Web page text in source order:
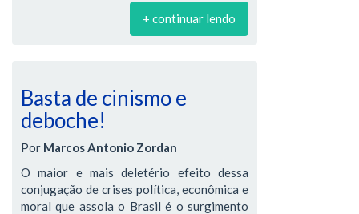
+ continuar lendo
Basta de cinismo e
deboche!
Por Marcos Antonio Zordan
O maior e mais deletério efeito dessa
conjugação de crises política, econômica e
moral que assola o Brasil é o surgimento